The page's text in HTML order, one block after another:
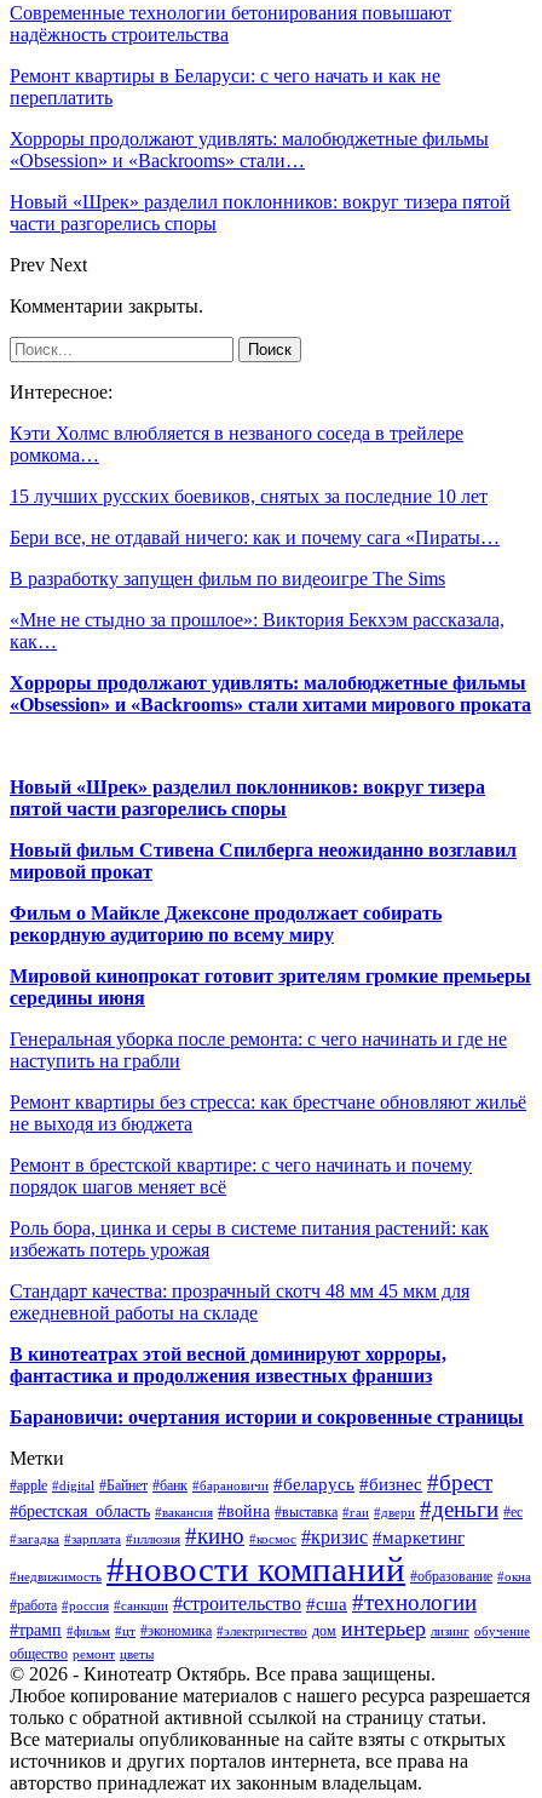
Современные технологии бетонирования повышают
надёжность строительства
Ремонт квартиры в Беларуси: с чего начать и как не
переплатить
Хорроры продолжают удивлять: малобюджетные фильмы
«Obsession» и «Backrooms» стали…
Новый «Шрек» разделил поклонников: вокруг тизера пятой
части разгорелись споры
Prev Next
Комментарии закрыты.
Интересное:
Кэти Холмс влюбляется в незваного соседа в трейлере
ромкома…
15 лучших русских боевиков, снятых за последние 10 лет
Бери все, не отдавай ничего: как и почему сага «Пираты…
В разработку запущен фильм по видеоигре The Sims
«Мне не стыдно за прошлое»: Виктория Бекхэм рассказала,
как…
Хорроры продолжают удивлять: малобюджетные фильмы
«Obsession» и «Backrooms» стали хитами мирового проката
Новый «Шрек» разделил поклонников: вокруг тизера
пятой части разгорелись споры
Новый фильм Стивена Спилберга неожиданно возглавил
мировой прокат
Фильм о Майкле Джексоне продолжает собирать
рекордную аудиторию по всему миру
Мировой кинопрокат готовит зрителям громкие премьеры
середины июня
Генеральная уборка после ремонта: с чего начинать и где не
наступить на грабли
Ремонт квартиры без стресса: как брестчане обновляют жильё
не выходя из бюджета
Ремонт в брестской квартире: с чего начинать и почему
порядок шагов меняет всё
Роль бора, цинка и серы в системе питания растений: как
избежать потерь урожая
Стандарт качества: прозрачный скотч 48 мм 45 мкм для
ежедневной работы на складе
В кинотеатрах этой весной доминируют хорроры,
фантастика и продолжения известных франшиз
Барановичи: очертания истории и сокровенные страницы
Метки
#apple #digital #Байнет #банк #барановичи #беларусь #бизнес #брест
#брестская_область #вакансия #война #выставка #гаи #двери #деньги #ес
#загадка #зарплата #иллюзия #кино #космос #кризис #маркетинг
#недвижимость #новости компаний #образование #окна
#работа #россия #санкции #строительство #сша #технологии
#трамп #фильм #цт #экономика #электричество дом интерьер лизинг обучение
общество ремонт цветы
© 2026 - Кинотеатр Октябрь. Все права защищены.
Любое копирование материалов с нашего ресурса разрешается
только с обратной активной ссылкой на страницу статьи.
Все материалы опубликованные на сайте взяты с открытых
источников и других порталов интернета, все права на
авторство принадлежат их законным владельцам.